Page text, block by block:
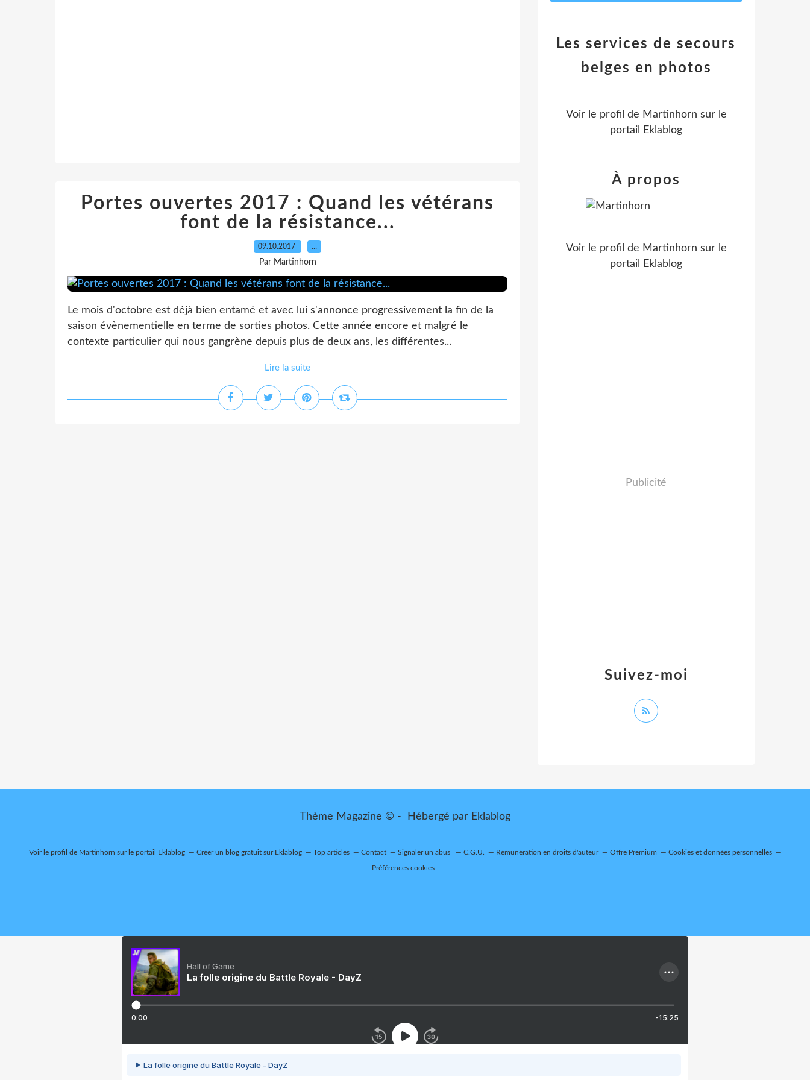
Portes ouvertes 2017 : Quand les vétérans
font de la résistance...
09.10.2017 …
Par Martinhorn
Le mois d'octobre est déjà bien entamé et avec lui s'annonce progressivement la fin de la
saison évènementielle en terme de sorties photos. Cette année encore et malgré le
contexte particulier qui nous gangrène depuis plus de deux ans, les différentes...
Lire la suite
Les services de secours
belges en photos
Voir le profil de Martinhorn sur le
portail Eklablog
Suivez-moi
À propos
Voir le profil de Martinhorn sur le
portail Eklablog
Publicité
Thème Magazine © - Hébergé par Eklablog
Voir le profil de Martinhorn sur le portail Eklablog Créer un blog gratuit sur Eklablog Top articles Contact Signaler un abus C.G.U. Rémunération en droits d'auteur Offre Premium Cookies et données personnelles
Préférences cookies
Hall of Game
La folle origine du Battle Royale - DayZ
0:00 -15:25
La folle origine du Battle Royale - DayZ